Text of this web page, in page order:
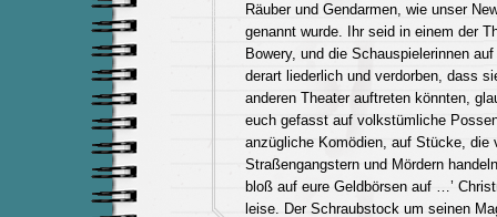
Räuber und Gendarmen, wie unser
genannt wurde. Ihr seid in einem der
Bowery, und die Schauspielerinnen
derart liederlich und verdorben, dass
anderen Theater auftreten könnten,
euch gefasst auf volkstümliche
anzügliche Komödien, auf Stücke, die
Straßengangstern und Mördern
bloß auf eure Geldbörsen auf …’
leise. Der Schraubstock um seinen